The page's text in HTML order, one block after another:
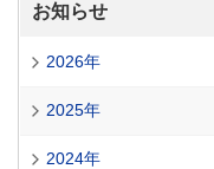
お知らせ
2026年
2025年
2024年